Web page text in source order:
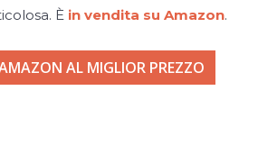
È in vendita su Amazon.
AL MIGLIOR PREZZO